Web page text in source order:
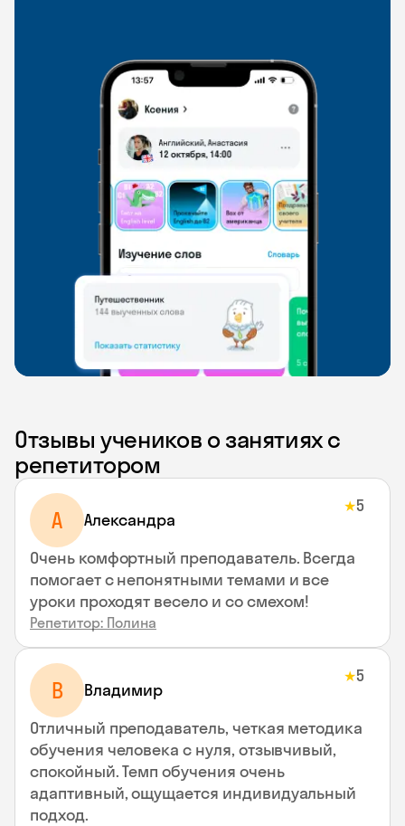
Отзывы учеников о занятиях с
репетитором
A Aлександра
★5
Очень комфортный преподаватель. Всегда
помогает с непонятными темами и все
уроки проходят весело и со смехом!
Репетитор: Полина
В Владимир
★5
Отличный преподаватель, четкая методика
обучения человека с нуля, отзывчивый,
спокойный. Темп обучения очень
адаптивный, ощущается индивидуальный
подход.